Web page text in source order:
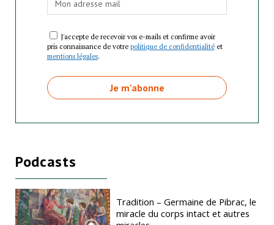
J'accepte de recevoir vos e-mails et confirme avoir
pris connaissance de votre politique de confidentialitéet
mentions légales.
Podcasts
Tradition – Germaine de Pibrac, le
miracle du corps intact et autres